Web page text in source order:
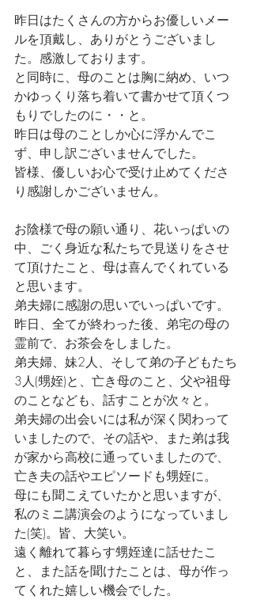
昨日はたくさんの方からお優しいメー
ルを頂戴し、ありがとうございまし
た。感激しております。
と同時に、母のことは胸に納め、いつ
かゆっくり落ち着いて書かせて頂くつ
もりでしたのに・・と。
昨日は母のことしか心に浮かんでこ
ず、申し訳ございませんでした。
皆様、優しいお心で受け止めてくださ
り感謝しかございません。
お陰様で母の願い通り、花いっぱいの
中、ごく身近な私たちで見送りをさせ
て頂けたこと、母は喜んでくれている
と思います。
弟夫婦に感謝の思いでいっぱいです。
昨日、全てが終わった後、弟宅の母の
霊前で、お茶会をしました。
弟夫婦、妹2人、そして弟の子どもたち
3人(甥姪)と、亡き母のこと、父や祖母
のことなども、話すことが次々と。
弟夫婦の出会いには私が深く関わって
いましたので、その話や、また弟は我
が家から高校に通っていましたので、
亡き夫の話やエピソードも甥姪に。
母にも聞こえていたかと思いますが、
私のミニ講演会のようになっていまし
た(笑)。皆、大笑い。
遠く離れて暮らす甥姪達に話せたこ
と、また話を聞けたことは、母が作っ
てくれた嬉しい機会でした。